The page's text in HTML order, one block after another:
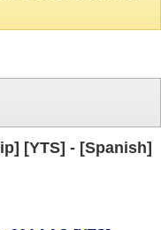
[YTS] - [Spanish]